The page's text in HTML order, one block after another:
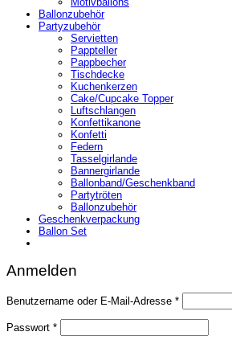
Ballonzubehör
Partyzubehör
Servietten
Pappteller
Pappbecher
Tischdecke
Kuchenkerzen
Cake/Cupcake Topper
Luftschlangen
Konfettikanone
Konfetti
Federn
Tasselgirlande
Bannergirlande
Ballonband/Geschenkband
Partytröten
Ballonzubehör
Geschenkverpackung
Ballon Set
Anmelden
Benutzername oder E-Mail-Adresse *Erforderlich
Passwort *Erforderlich